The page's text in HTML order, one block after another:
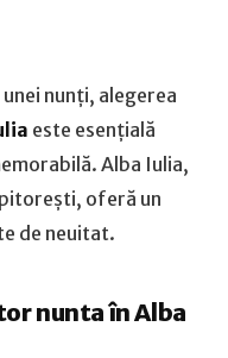
nunți, alegerea
este esențială
Alba Iulia,
oferă un
de neuitat.
nunta în Alba